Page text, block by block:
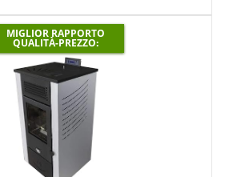
MIGLIOR RAPPORTO
QUALITÀ-PREZZO: